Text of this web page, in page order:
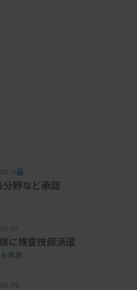
野など承認
に検査技師派遣
実施